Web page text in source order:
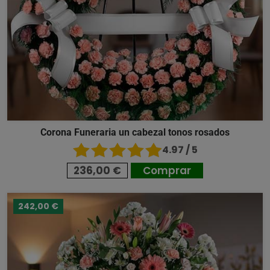
Corona Funeraria un cabezal tonos rosados
4.97 / 5
236,00 € Comprar
242,00 €